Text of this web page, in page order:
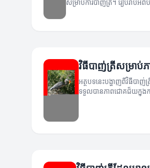
សម្រាប់ការបាញ់ត្រី។ រៀបរាប់អំពីប
ដែលជួយឲ្យអ្នកចាប់ត្រីបានយ៉ាងមា
វិធីបាញ់ត្រីសម្រាប់
អត្ថបទនេះបង្ហាញពីវិធីបាញ់
ទទួលបានភាពជោគជ័យក្នុងក